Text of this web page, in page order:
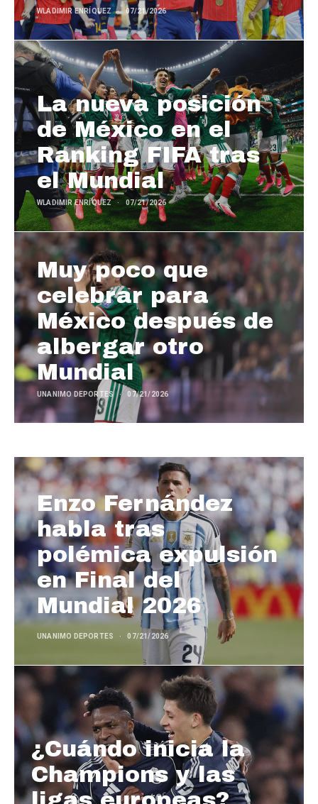
WLADIMIR ENRÍQUEZ 07/21/2026
La nueva posición
de México en el
Ranking FIFA tras
el Mundial
WLADIMIR ENRÍQUEZ 07/21/2026
Muy poco que
celebrar para
México después de
albergar otro
Mundial
UNANIMO DEPORTES 07/21/2026
Enzo Fernández
habla tras
polémica expulsión
en Final del
Mundial 2026
UNANIMO DEPORTES 07/21/2026
¿Cuándo inicia la
Champions y las